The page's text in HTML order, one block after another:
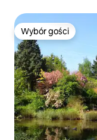
Wybór gości
Wybór gości